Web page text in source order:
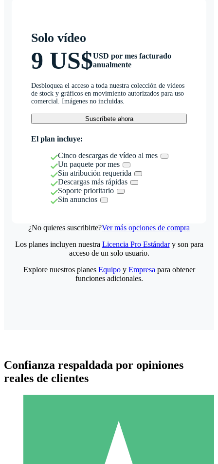
Solo vídeo
9 US$USD por mes facturado
anualmente
Desbloquea el acceso a toda nuestra colección de vídeos
de stock y gráficos en movimiento autorizados para uso
comercial. Imágenes no incluidas.
Suscríbete ahora
El plan incluye:
Cinco descargas de vídeo al mes
Un paquete por mes
Sin atribución requerida
Descargas más rápidas
Soporte prioritario
Sin anuncios
¿No quieres suscribirte?Ver más opciones de compra
Paquetes de Créditos Individuales
Los planes incluyen nuestra Licencia Pro Estándary son para
acceso de un solo usuario.
Explore nuestros planes Equipoy Empresa para obtener
funciones adicionales.
Confianza respaldada por opiniones
reales de clientes